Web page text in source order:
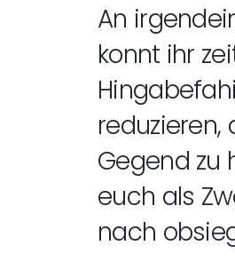
An
konnt ihr
Gegend zu
euch als
nach